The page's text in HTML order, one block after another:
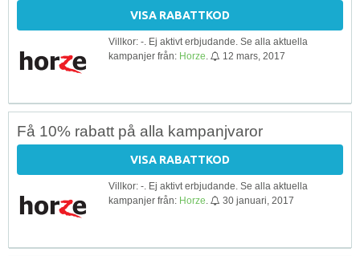
VISA RABATTKOD
Villkor: -. Ej aktivt erbjudande. Se alla aktuella
kampanjer från: Horze 12 mars, 2017
Få 10% rabatt på alla kampanjvaror
VISA RABATTKOD
Villkor: -. Ej aktivt erbjudande. Se alla aktuella
kampanjer från: Horze 30 januari, 2017